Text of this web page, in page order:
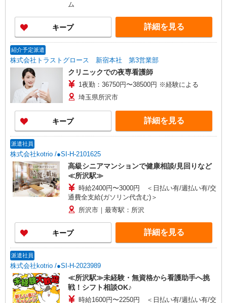
ム
キープ 詳細を見る
紹介予定派遣
株式会社トラストグロース 新宿本社 第3営業部
クリニックでの夜専看護師
1夜勤：36750円〜38500円 ※経験による
埼玉県所沢市
キープ 詳細を見る
派遣社員
株式会社kotrio /●SI-H-2101625
高級シニアマンションで健康相談/見回りなど
≪所沢駅≫
時給2400円〜3000円 ＜日払い有/週払い有/交
通費全支給(ガソリン代含む)＞
所沢市｜最寄駅：所沢
キープ 詳細を見る
派遣社員
株式会社kotrio /●SI-H-2023989
≪所沢駅≫未経験・無資格から看護助手へ挑
戦！シフト相談OK♪
時給1600円〜2250円 ＜日払い有/週払い有/交